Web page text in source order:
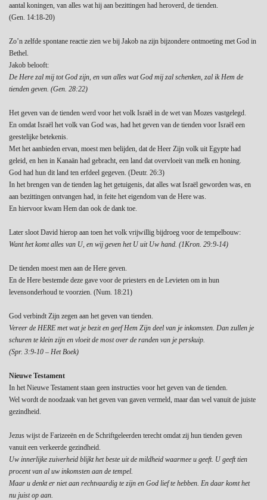
aantal koningen, van alles wat hij aan bezittingen had heroverd, de tienden.
(Gen. 14:18-20)
Zo’n zelfde spontane reactie zien we bij Jakob na zijn bijzondere ontmoeting met God in
Bethel.
Jakob belooft:
De Here zal mij tot God zijn, en van alles wat God mij zal schenken, zal ik Hem de
tienden geven. (Gen. 28:22)
Het geven van de tienden werd voor het volk Israël in de wet van Mozes vastgelegd.
En omdat Israël het volk van God was, had het geven van de tienden voor Israël een
geestelijke betekenis.
Met het aanbieden ervan, moest men belijden, dat de Heer Zijn volk uit Egypte had
geleid, en hen in Kanaän had gebracht, een land dat overvloeit van melk en honing.
God had hun dit land ten erfdeel gegeven. (Deutr. 26:3)
In het brengen van de tienden lag het getuigenis, dat alles wat Israël geworden was, en
aan bezittingen ontvangen had, in feite het eigendom van de Here was.
En hiervoor kwam Hem dan ook de dank toe.
Later sloot David hierop aan toen het volk vrijwillig bijdroeg voor de tempelbouw:
Want het komt alles van U, en wij geven het U uit Uw hand. (1Kron. 29:9-14)
De tienden moest men aan de Here geven.
En de Here bestemde deze gave voor de priesters en de Levieten om in hun
levensonderhoud te voorzien. (Num. 18:21)
God verbindt Zijn zegen aan het geven van tienden.
Vereer de HERE met wat je bezit en geef Hem Zijn deel van je inkomsten. Dan zullen je
schuren te klein zijn en vloeit de most over de randen van je perskuip.
(Spr. 3:9-10 – Het Boek)
Nieuwe Testament
In het Nieuwe Testament staan geen instructies voor het geven van de tienden.
Wel wordt de noodzaak van het geven van gaven vermeld, maar dan wel vanuit de juiste
gezindheid.
Jezus wijst de Farizeeën en de Schriftgeleerden terecht omdat zij hun tienden geven
vanuit een verkeerde gezindheid.
Uw innerlijke zuiverheid blijkt het beste uit de mildheid waarmee u geeft. U geeft tien
procent van al uw inkomsten aan de tempel.
Maar u denkt er niet aan rechtvaardig te zijn en God lief te hebben. En daar komt het
nu juist op aan.